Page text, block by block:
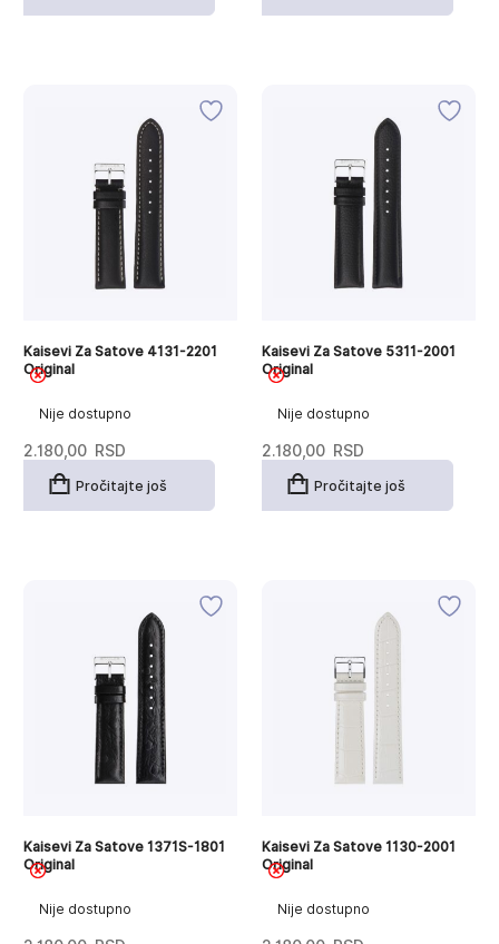
Nije dostupno
Kaisevi Za Satove 4131-2201
Original
2.180,00 RSD
Pročitajte još
Nije dostupno
Kaisevi Za Satove 5311-2001
Original
2.180,00 RSD
Pročitajte još
Nije dostupno
Kaisevi Za Satove 1371S-1801
Original
Nije dostupno
Kaisevi Za Satove 1130-2001
Original